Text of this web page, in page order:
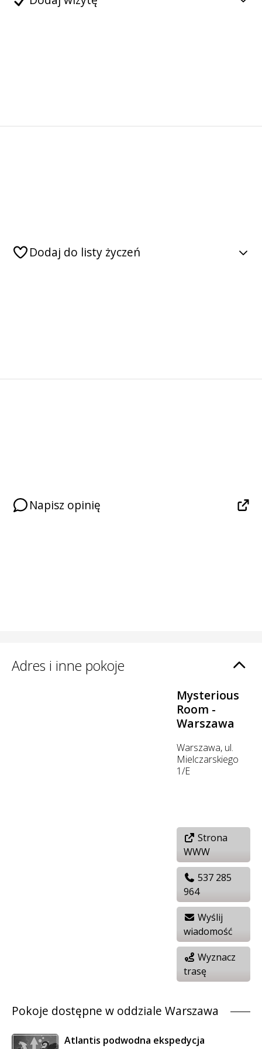
Dodaj do listy życzeń
Napisz opinię
Adres i inne pokoje
Mysterious
Room -
Warszawa
Warszawa, ul.
Mielczarskiego
1/E
Strona
WWW
537 285
964
Wyślij
wiadomość
Wyznacz
trasę
Pokoje dostępne w oddziale Warszawa
Atlantis podwodna ekspedycja